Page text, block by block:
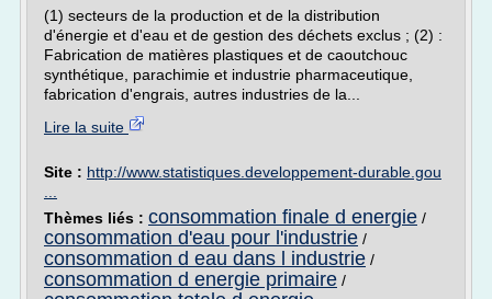
(1) secteurs de la production et de la distribution
d'énergie et d'eau et de gestion des déchets exclus ; (2) :
Fabrication de matières plastiques et de caoutchouc
synthétique, parachimie et industrie pharmaceutique,
fabrication d'engrais, autres industries de la...
Lire la suite
Site : http://www.statistiques.developpement-durable.gou
Thèmes liés : consommation finale d energie /
consommation d'eau pour l'industrie /
consommation d eau dans l industrie /
consommation d energie primaire /